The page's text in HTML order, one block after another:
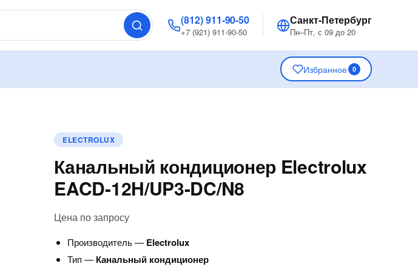
(812) 911-90-50
+7 (921) 911-90-50
Санкт-Петербург
Пн–Пт, с 09 до 20
Избранное 0
ELECTROLUX
Канальный кондиционер Electrolux
EACD-12H/UP3-DC/N8
Цена по запросу
Производитель — Electrolux
Тип — Канальный кондиционер